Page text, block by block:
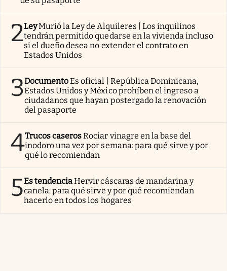
2LeyMurió la Ley de Alquileres | Los inquilinos
tendrán permitido quedarse en la vivienda incluso
si el dueño desea no extender el contrato en
Estados Unidos
3DocumentoEs oficial | República Dominicana,
Estados Unidos y México prohíben el ingreso a
ciudadanos que hayan postergado la renovación
del pasaporte
4Trucos caserosRociar vinagre en la base del
inodoro una vez por semana: para qué sirve y por
qué lo recomiendan
5Es tendenciaHervir cáscaras de mandarina y
canela: para qué sirve y por qué recomiendan
hacerlo en todos los hogares